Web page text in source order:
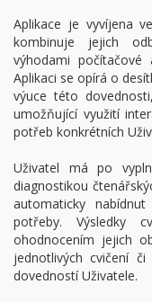
Aplikace je vyvíjena
kombinuje jejich
výhodami
Aplikaci se opírá o
výuce této
umožňující využití
potřeb konkrétních
Uživatel má po
diagnostikou
automaticky
potřeby. Výsledky
ohodnocením jejich
jednotlivých cvičení
dovedností Uživatele.